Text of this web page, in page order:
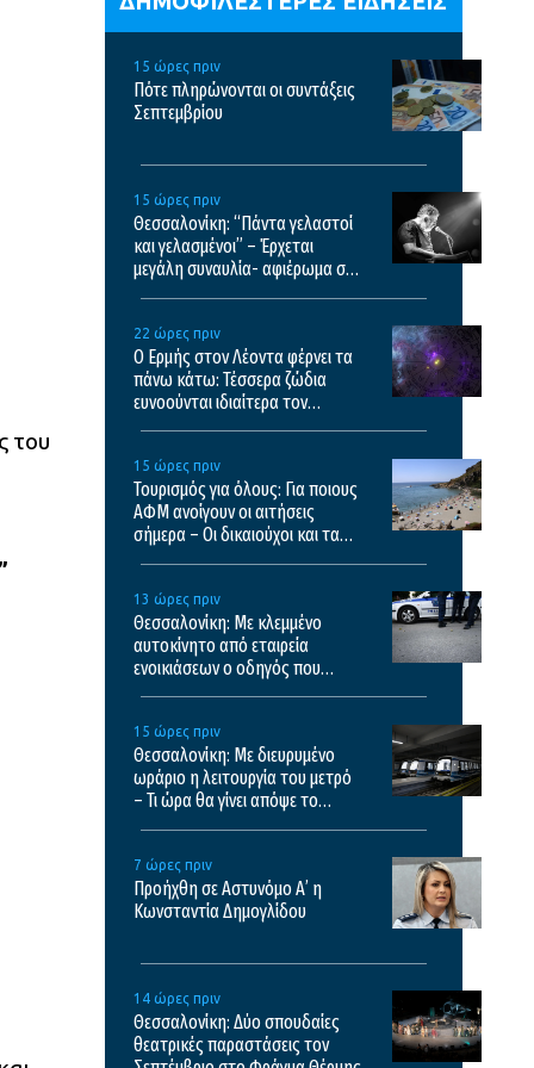
του
15 ώρες πριν
Πότε πληρώνονται οι συντάξεις
Σεπτεμβρίου
15 ώρες πριν
Θεσσαλονίκη: “Πάντα γελαστοί
και γελασμένοι” – Έρχεται
μεγάλη συναυλία- αφιέρωμα στο
22 ώρες πριν
Ο Ερμής στον Λέοντα φέρνει τα
πάνω κάτω: Τέσσερα ζώδια
ευνοούνται ιδιαίτερα τον
15 ώρες πριν
Τουρισμός για όλους: Για ποιους
ΑΦΜ ανοίγουν οι αιτήσεις
σήμερα – Οι δικαιούχοι και τα
13 ώρες πριν
Θεσσαλονίκη: Με κλεμμένο
αυτοκίνητο από εταιρεία
ενοικιάσεων ο οδηγός που
15 ώρες πριν
Θεσσαλονίκη: Με διευρυμένο
ωράριο η λειτουργία του μετρό
– Τι ώρα θα γίνει απόψε το
7 ώρες πριν
Προήχθη σε Αστυνόμο Α’ η
Κωνσταντία Δημογλίδου
14 ώρες πριν
Θεσσαλονίκη: Δύο σπουδαίες
θεατρικές παραστάσεις τον